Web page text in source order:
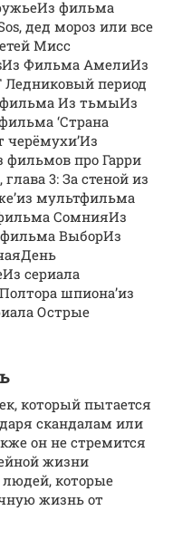
фильма
дед мороз или все
Мисс
Фильма АмелиИз
период
фильма Из тьмыИз
‘Страна
черёмухи’Из
про Гарри
3: За стеной из
мультфильма
СомнияИз
ВыборИз
сериала
шпиона’из
Острые
который пытается
скандалам или
он не стремится
жизни
которые
жизнь от